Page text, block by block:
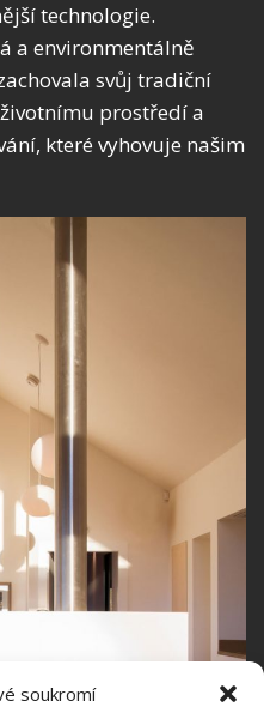
soukromí
technologie.
a environmentálně
svůj tradiční
prostředí a
které vyhovuje našim